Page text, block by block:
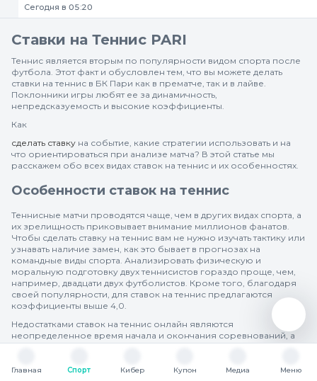
Сегодня в 05:20
Ставки на Теннис PARI
Теннис является вторым по популярности видом спорта после
футбола. Этот факт и обусловлен тем, что вы можете делать
ставки на теннис в БК Пари как в прематче, так и в лайве.
Поклонники игры любят ее за динамичность,
непредсказуемость и высокие коэффициенты.
Как
сделать ставку на событие, какие стратегии использовать и на
что ориентироваться при анализе матча? В этой статье мы
расскажем обо всех видах ставок на теннис и их особенностях.
Особенности ставок на теннис
Теннисные матчи проводятся чаще, чем в других видах спорта, а
их зрелищность приковывает внимание миллионов фанатов.
Чтобы сделать ставку на теннис вам не нужно изучать тактику или
узнавать наличие замен, как это бывает в прогнозах на
командные виды спорта. Анализировать физическую и
моральную подготовку двух теннисистов гораздо проще, чем,
например, двадцати двух футболистов. Кроме того, благодаря
своей популярности, для ставок на теннис предлагаются
коэффициенты выше 4,0.
Недостатками ставок на теннис онлайн являются
неопределенное время начала и окончания соревнований, а
также зависимость от погодных условий, которая может
сольный вид спорта, если теннисист получает травму, он просто
Главная
Спорт
Кибер
Купон
Медиа
Меню